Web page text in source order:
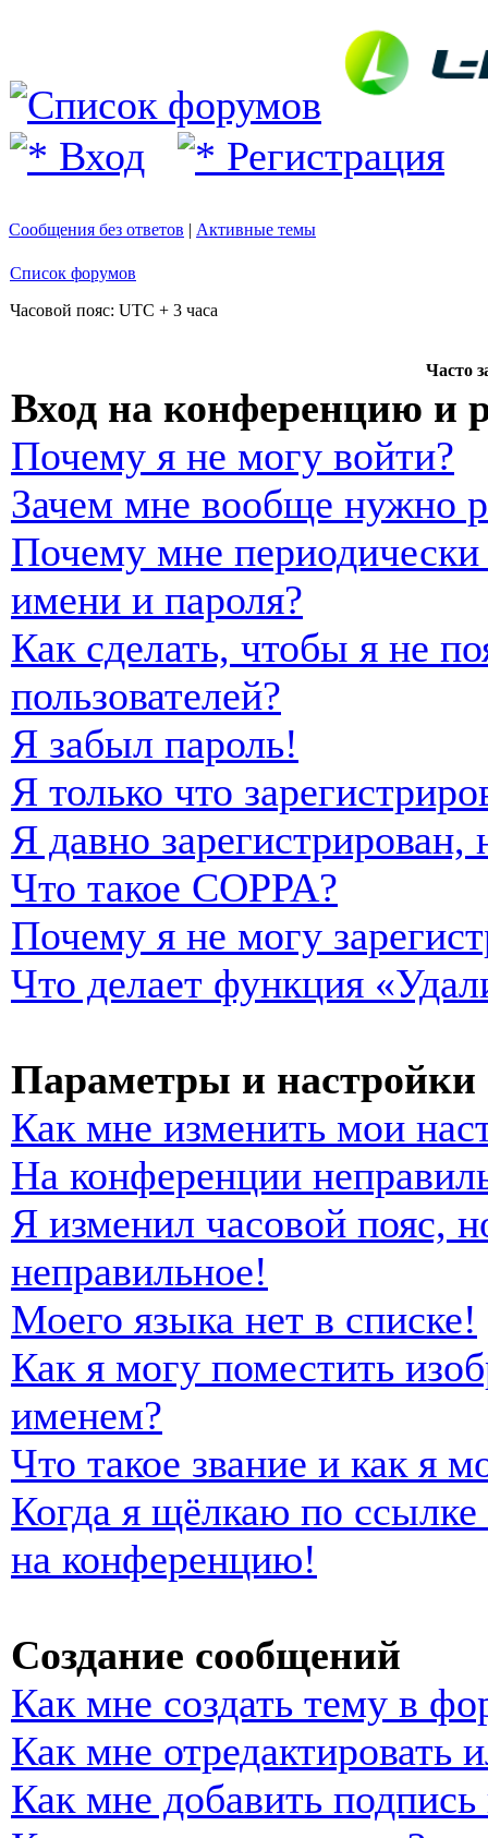
Вход Регистрация
Сообщения без ответов | Активные темы
Список форумов
Часовой пояс: UTC + 3 часа
Часто
Вход на конференцию и
Почему я не могу войти?
Зачем мне вообще нужно
Почему мне периодически
имени и пароля?
Как сделать, чтобы я не
пользователей?
Я забыл пароль!
Я только что
Я давно
Что такое COPPA?
Почему я не могу
Что делает функция
Параметры и настройки
Как мне изменить мои
На конференции
Я изменил часовой пояс,
неправильное!
Моего языка нет в списке!
Как я могу поместить
именем?
Что такое звание и как я
Когда я щёлкаю по
на конференцию!
Создание сообщений
Как мне создать тему в
Как мне отредактировать
Как мне добавить